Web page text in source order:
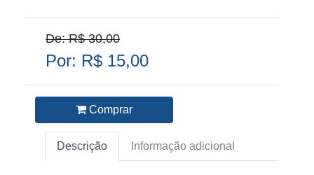
De: R$ 30,00
Por: R$ 15,00
Comprar
Descrição Informação adicional